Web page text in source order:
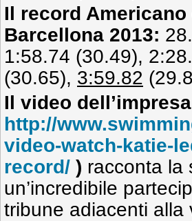
Il record
Barcellona 2013:
1:58.74 (30.49),
(30.65), 3:59.82
Il video
http://
video-watch-katie-
record/ ) racconta la
un’incredibile
tribune adiacenti alla